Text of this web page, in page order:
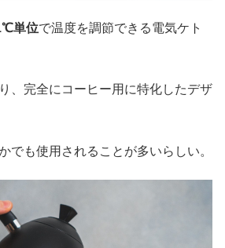
単位で温度を調節できる電気ケト
、完全にコーヒー用に特化したデザ
でも使用されることが多いらしい。